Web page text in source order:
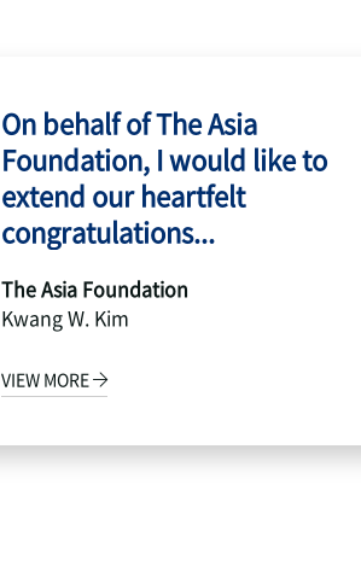
On behalf of The Asia
Foundation, I would like to
extend our heartfelt
congratulations...
The Asia Foundation
Kwang W. Kim
VIEW MORE